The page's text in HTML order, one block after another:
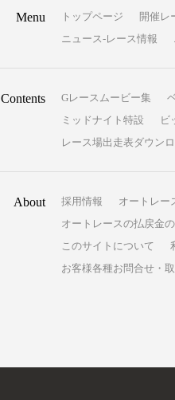
Menu トップページ 開催レ
ニュース-レース情報
Contents Gレースムービー集
ミッドナイト特設
ビ
レース場出走表ダウン
About 採用情報 オートレー
オートレースの払戻金
このサイトについて
お客様各種お問合せ・